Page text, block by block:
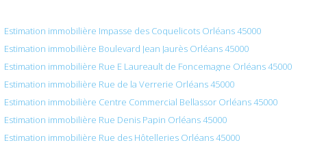
Estimation immobilière Impasse des Coquelicots Orléans 45000
Estimation immobilière Boulevard Jean Jaurès Orléans 45000
Estimation immobilière Rue E Laureault de Foncemagne Orléans 45000
Estimation immobilière Rue de la Verrerie Orléans 45000
Estimation immobilière Centre Commercial Bellassor Orléans 45000
Estimation immobilière Rue Denis Papin Orléans 45000
Estimation immobilière Rue des Hôtelleries Orléans 45000